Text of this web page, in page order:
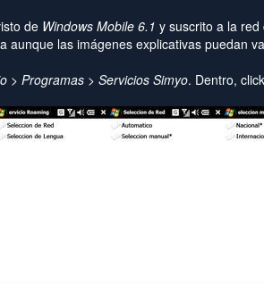
de Windows Mobile 6.1 y suscrito a la red
las imágenes explicativas puedan
> Programas > Servicios Simyo. Dentro,